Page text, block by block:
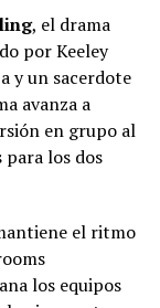
, el drama
por Keeley
y un sacerdote
avanza a
en grupo al
los dos
el ritmo
los equipos